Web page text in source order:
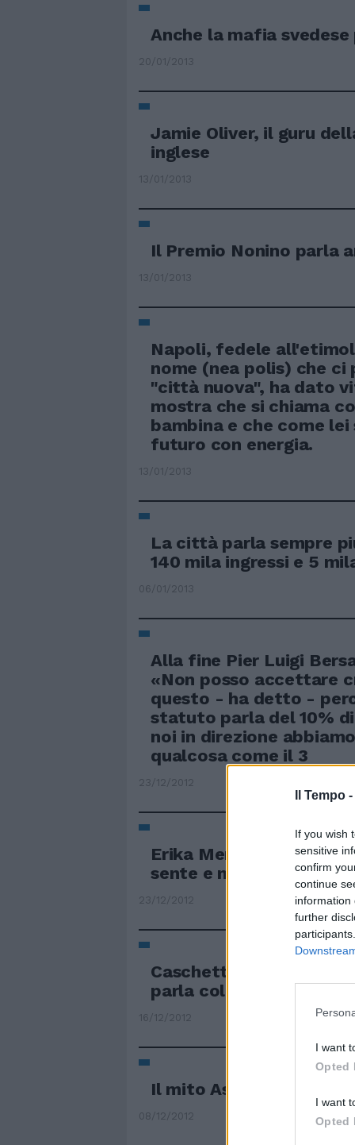
Il Tempo -
If you wish
sensitive
confirm
continue
information
further
I want
Opted
I want
Opted
Anche la mafia
20/01/2013
Jamie Oliver, il guru
inglese
13/01/2013
Il Premio Nonino parla
13/01/2013
Napoli, fedele
nome (nea polis) che ci
"città nuova", ha dato
mostra che si chiama
bambina e che come lei
futuro con energia.
13/01/2013
La città parla sempre
140 mila ingressi e 5
06/01/2013
Alla fine Pier Luigi
«Non posso accettare
questo - ha detto -
statuto parla del 10%
noi in direzione
qualcosa come il 3
23/12/2012
Erika Menghi Non vede
sente e non parla.
23/12/2012
Caschetto amarcord
parla col suo doppio
16/12/2012
Il mito Aston Martin ora
08/12/2012